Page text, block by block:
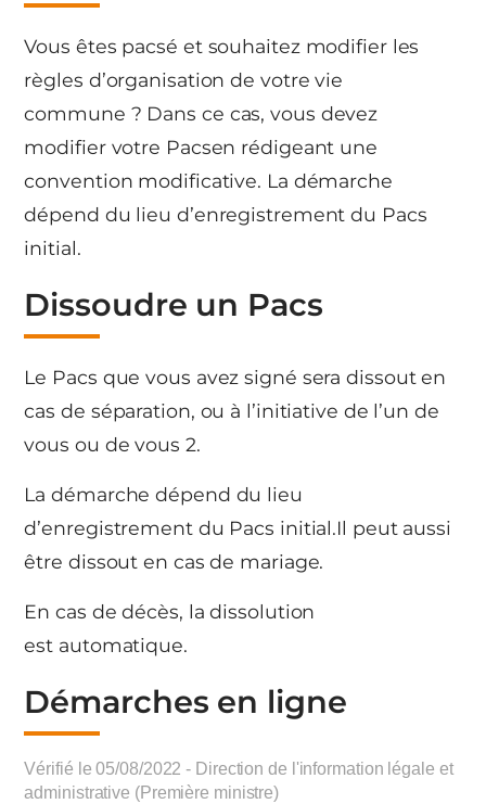
Vous êtes pacsé et souhaitez modifier les
règles d’organisation de votre vie
commune ? Dans ce cas, vous devez
modifier votre Pacsen rédigeant une
convention modificative. La démarche
dépend du lieu d’enregistrement du Pacs
initial.
Dissoudre un Pacs
Le Pacs que vous avez signé sera dissout en
cas de séparation, ou à l’initiative de l’un de
vous ou de vous 2.
La démarche dépend du lieu
d’enregistrement du Pacs initial.Il peut aussi
être dissout en cas de mariage.
En cas de décès, la dissolution
est automatique.
Démarches en ligne
Vérifié le 05/08/2022 - Direction de l'information légale et
administrative (Première ministre)